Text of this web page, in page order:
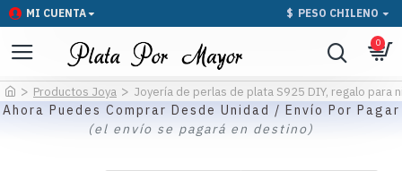
MI CUENTA $ PESO CHILENO
0
Productos Joya Joyería de perlas de plata S925 DIY, regalo para
Ahora Puedes Comprar Desde Unidad / Envío Por Pagar
(el envío se pagará en destino)